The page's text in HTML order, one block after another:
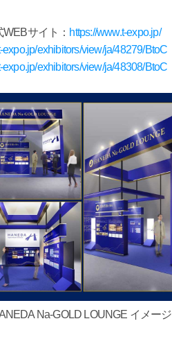
サイト： https://www.t-expo.jp/
expo.jp/exhibitors/view/ja/48279/BtoC
expo.jp/exhibitors/view/ja/48308/BtoC
Na-GOLD LOUNGE イメージ